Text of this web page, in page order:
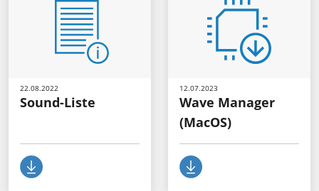
22.08.2022
Sound-Liste
12.07.2023
Wave Manager
(MacOS)